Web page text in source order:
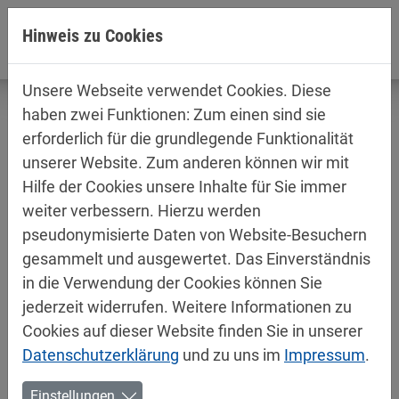
Direkt zur Hauptnavigation springen
Direkt zum Inhalt springen
Produktinformationen /
Sicherheitsdatenblätter
Autolacke
Hinweis zu Cookies
Unsere Webseite verwendet Cookies. Diese
haben zwei Funktionen: Zum einen sind sie
erforderlich für die grundlegende Funktionalität
unserer Website. Zum anderen können wir mit
Hilfe der Cookies unsere Inhalte für Sie immer
weiter verbessern. Hierzu werden
pseudonymisierte Daten von Website-Besuchern
gesammelt und ausgewertet. Das Einverständnis
in die Verwendung der Cookies können Sie
jederzeit widerrufen. Weitere Informationen zu
Cookies auf dieser Website finden Sie in unserer
Datenschutzerklärung und zu uns im Impressum.